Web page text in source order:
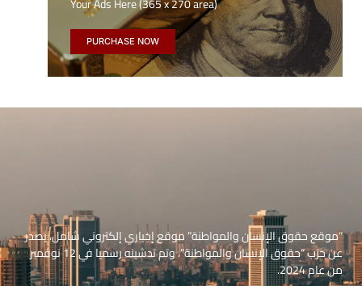
PURCHASE NOW
“موقع حقوق الإنسان والمواطنة” موقع إخباري إلكتروني شامل، يصدر
عن حزب “حقوق الإنسان والمواطنة”، وتم تدشينه رسميا في 12 نوفمبر
من عام 2024.